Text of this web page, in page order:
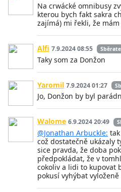
Na crwácké omnibusy
kterou bych fakt sakra
zajímá) mi řekli, že
Alfi 7.9.2024 08:55
Taky som za Donžon
Yaromil 7.9.2024 01:27
Jo, Donžon by byl
Walome 6.9.2024 20:49
@Jonathan Arbuckle:
což dostatečně ukázaly
sice pravda, že doba
předpokládat, že v
cokoliv a lidi to kupovat
pokusí vyhýbat